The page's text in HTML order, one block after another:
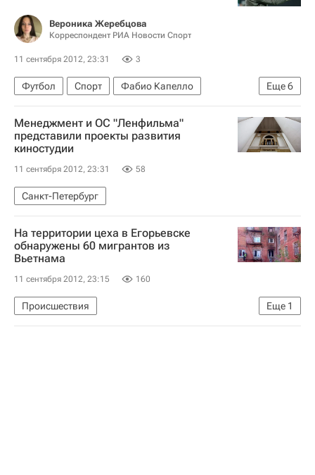
Вероника Жеребцова
Корреспондент РИА Новости Спорт
11 сентября 2012, 23:31 3
Еще6
Футбол Спорт
Фабио Капелло
Омари Тетрадзе
Чемпионат мира 2018 (отборочный турнир, Европа)
Израиль
Александр Самедов
Сборная России по футболу
Менеджмент и ОС "Ленфильма"
представили проекты развития
киностудии
11 сентября 2012, 23:31 58
Санкт-Петербург
На территории цеха в Егорьевске
обнаружены 60 мигрантов из
Вьетнама
11 сентября 2012, 23:15 160
Еще 1
Происшествия
Расследование пожара на швейном предприятии в Егорьевске